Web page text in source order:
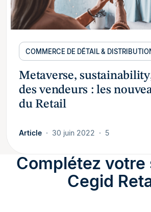
COMMERCE DE DÉTAIL &
Metaverse,
des vendeurs : les
du Retail
Article 30 juin 2022 5
Complétez votre
Cegid